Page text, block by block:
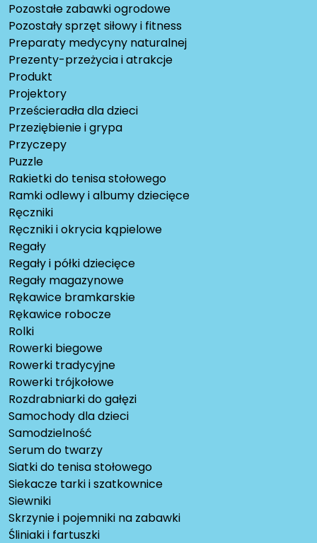
Pozostałe zabawki ogrodowe
Pozostały sprzęt siłowy i fitness
Preparaty medycyny naturalnej
Prezenty-przeżycia i atrakcje
Produkt
Projektory
Prześcieradła dla dzieci
Przeziębienie i grypa
Przyczepy
Puzzle
Rakietki do tenisa stołowego
Ramki odlewy i albumy dziecięce
Ręczniki
Ręczniki i okrycia kąpielowe
Regały
Regały i półki dziecięce
Regały magazynowe
Rękawice bramkarskie
Rękawice robocze
Rolki
Rowerki biegowe
Rowerki tradycyjne
Rowerki trójkołowe
Rozdrabniarki do gałęzi
Samochody dla dzieci
Samodzielność
Serum do twarzy
Siatki do tenisa stołowego
Siekacze tarki i szatkownice
Siewniki
Skrzynie i pojemniki na zabawki
Śliniaki i fartuszki